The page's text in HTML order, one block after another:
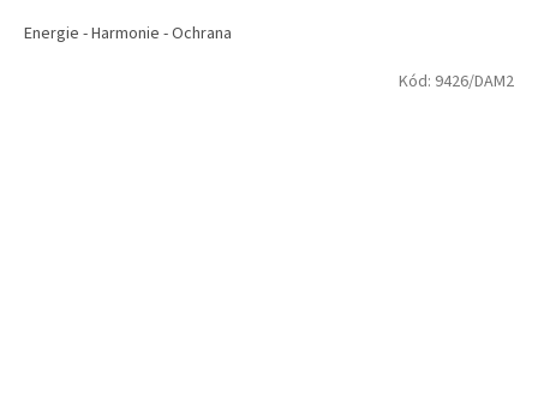
Energie - Harmonie - Ochrana
Kód: 9426/DAM2